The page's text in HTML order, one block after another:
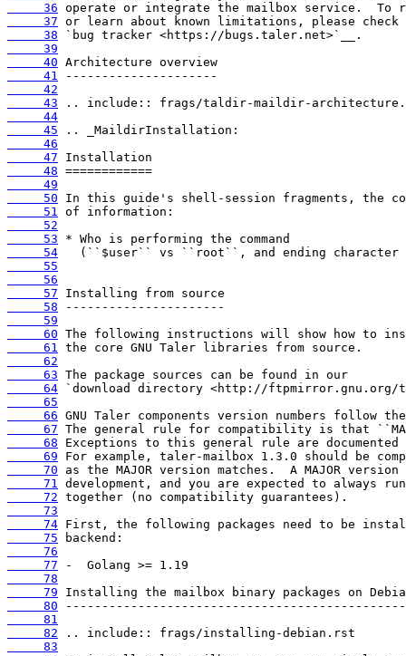
     36
     37
     38
     39
     40
     41
     42
     43
     44
     45
     46
     47
     48
     49
     50
     51
     52
     53
     54
     55
     56
     57
     58
     59
     60
     61
     62
     63
     64
     65
     66
     67
     68
     69
     70
     71
     72
     73
     74
     75
     76
     77
     78
     79
     80
     81
     82
     83